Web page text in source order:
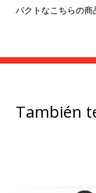
パクトなこちらの商
También